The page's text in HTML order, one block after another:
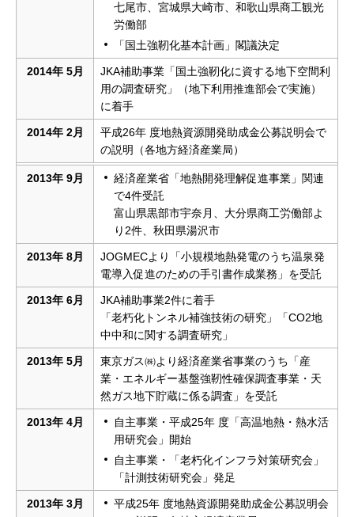
七尾市、宮城県大崎市、和歌山県商工観光
労働部
「国土強靭化基本計画」閣議決定
2014年 5月
JKA補助事業「国土強靭化に資する地下空間利
用の調査研究」（地下利用推進部会で実施）
に着手
2014年 2月
平成26年 度地熱資源開発助成金公募説明会で
の説明（各地方経済産業局）
2013年 9月
経済産業省「地熱開発理解促進事業」関連
で4件受託
富山県黒部市宇奈月、大分県商工労働部よ
り2件、秋田県湯沢市
2013年 8月
JOGMECより「小規模地熱発電のうち温泉発
電導入促進のための手引書作成業務」を受託
2013年 6月
JKA補助事業2件に着手
「老朽化トンネル補強技術の研究」「CO2地
中中和に関する調査研究」
2013年 5月
東京ガス㈱より経済産業省事業のうち「産
業・エネルギー基盤強靭性確保調査事業・天
然ガス地下貯蔵に係る調査」を受託
2013年 4月
自主事業・平成25年 度「高温地熱・熱水活
用研究会」開始
自主事業・「老朽化インフラ対策研究会」
「計測技術研究会」発足
2013年 3月
平成25年 度地熱資源開発助成金公募説明会